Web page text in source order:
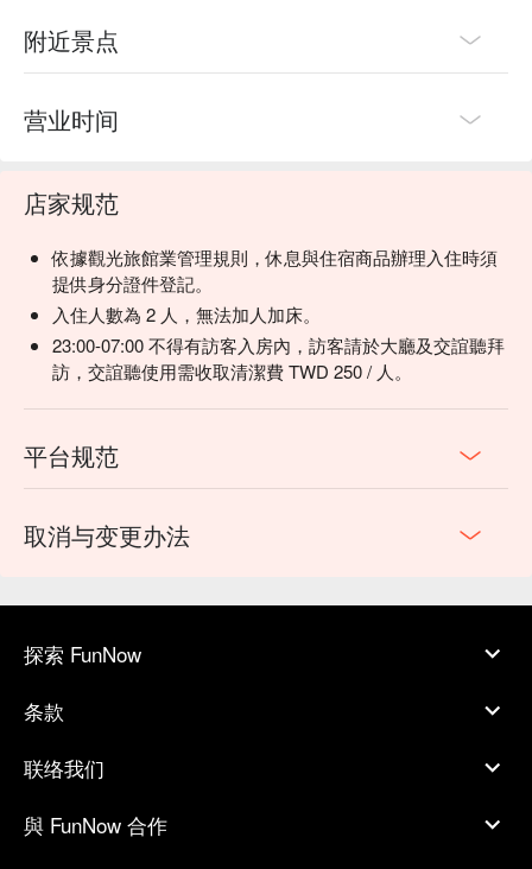
附近景点
营业时间
店家规范
依據觀光旅館業管理規則，休息與住宿商品辦理入住時須
提供身分證件登記。
入住人數為 2 人，無法加人加床。
23:00-07:00 不得有訪客入房內，訪客請於大廳及交誼聽拜
訪，交誼聽使用需收取清潔費 TWD 250 / 人。
平台规范
取消与变更办法
探索 FunNow
条款
联络我们
與 FunNow 合作